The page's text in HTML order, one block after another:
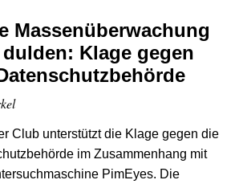
Massenüberwachung
Klage gegen
Club unterstützt die Klage gegen die
im Zusammenhang mit
PimEyes. Die